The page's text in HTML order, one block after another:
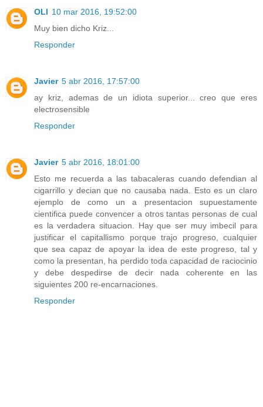
OLI 10 mar 2016, 19:52:00
Muy bien dicho Kriz...
Responder
Javier 5 abr 2016, 17:57:00
ay kriz, ademas de un idiota superior... creo que eres
electrosensible
Responder
Javier 5 abr 2016, 18:01:00
Esto me recuerda a las tabacaleras cuando defendian al
cigarrillo y decian que no causaba nada. Esto es un claro
ejemplo de como un a presentacion supuestamente
cientifica puede convencer a otros tantas personas de cual
es la verdadera situacion. Hay que ser muy imbecil para
justificar el capitallismo porque trajo progreso, cualquier
que sea capaz de apoyar la idea de este progreso, tal y
como la presentan, ha perdido toda capacidad de raciocinio
y debe despedirse de decir nada coherente en las
siguientes 200 re-encarnaciones.
Responder